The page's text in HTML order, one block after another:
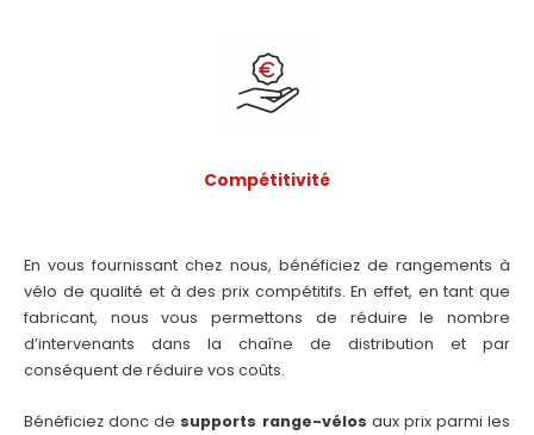
Compétitivité
En vous fournissant chez nous, bénéficiez de rangements à
vélo de qualité et à des prix compétitifs. En effet, en tant que
fabricant, nous vous permettons de réduire le nombre
d’intervenants dans la chaîne de distribution et par
conséquent de réduire vos coûts.
Bénéficiez donc de supports range-vélos aux prix parmi les